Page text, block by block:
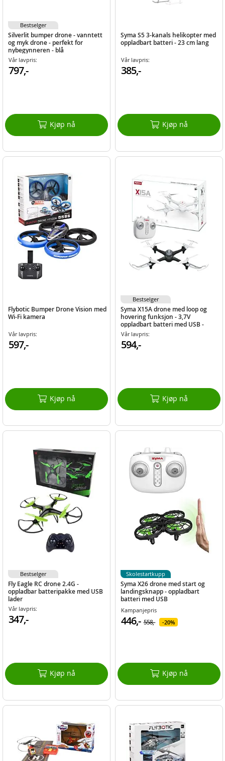
Silverlit bumper drone - vanntett
og myk drone - perfekt for
nybegynneren - blå
Vår lavpris:
797,-
Kjøp nå
Bestselger
Syma S5 3-kanals helikopter med
oppladbart batteri - 23 cm lang
Vår lavpris:
385,-
Kjøp nå
Flybotic Bumper Drone Vision med
Wi-Fi kamera
Vår lavpris:
597,-
Kjøp nå
Syma X15A drone med loop og
hovering funksjon - 3,7V
oppladbart batteri med USB -
Svart
Vår lavpris:
594,-
Kjøp nå
Bestselger
Fly Eagle RC drone 2.4G -
oppladbar batteripakke med USB
lader
Vår lavpris:
347,-
Kjøp nå
Bestselger
Syma X26 drone med start og
landingsknapp - oppladbart
batteri med USB
Kampanjepris
446,- 558,- 20%
Kjøp nå
Skolestartkupp